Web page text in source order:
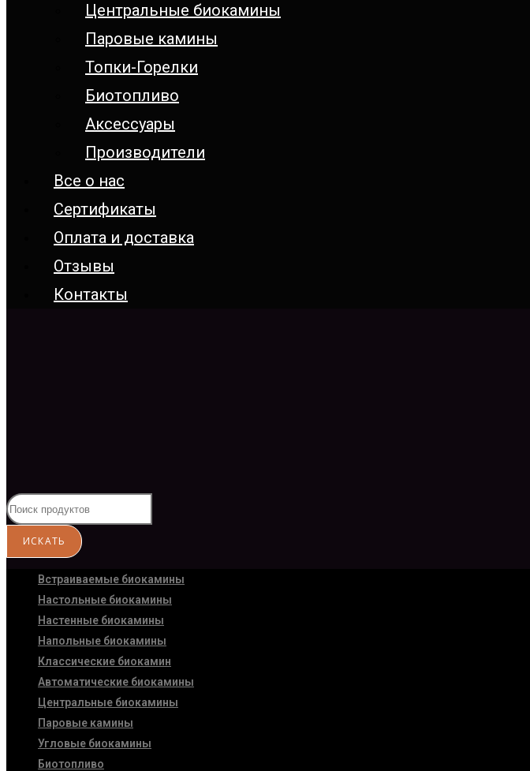
Центральные биокамины
Паровые камины
Топки-Горелки
Биотопливо
Аксессуары
Производители
Все о нас
Сертификаты
Оплата и доставка
Отзывы
Контакты
Встраиваемые биокамины
Настoльные биокамины
Настенные биокамины
Напольные биокамины
Классические биокамин
Автоматические биокамины
Центральные биокамины
Паровые камины
Угловые биокамины
Биотопливо